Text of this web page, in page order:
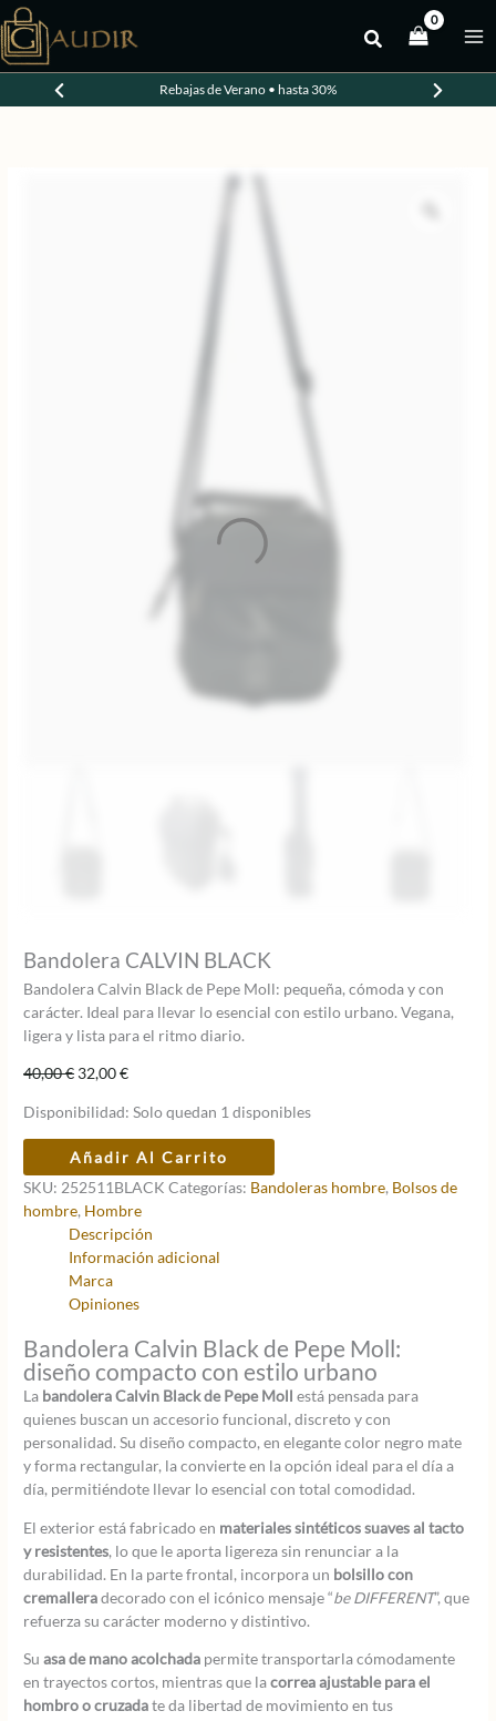
al
contenido
Rebajas de Verano • hasta 30%
-20%
Bandolera CALVIN BLACK
Bandolera Calvin Black de Pepe Moll: pequeña, cómoda y con
carácter. Ideal para llevar lo esencial con estilo urbano. Vegana,
ligera y lista para el ritmo diario.
40,00€ El
original
era:
40,00 €.
32,00€El
actual
es:
32,00 €.
Disponibilidad: Solo quedan 1 disponibles
Bandolera
CALVIN
BLACK
cantidad
Añadir Al Carrito
SKU: 252511BLACK Categorías: Bandoleras hombre, Bolsos de
hombre, Hombre
Descripción
Información adicional
Marca
Opiniones
Bandolera Calvin Black de Pepe Moll:
diseño compacto con estilo urbano
La bandolera Calvin Black de Pepe Moll está pensada para
quienes buscan un accesorio funcional, discreto y con
personalidad. Su diseño compacto, en elegante color negro mate
y forma rectangular, la convierte en la opción ideal para el día a
día, permitiéndote llevar lo esencial con total comodidad.
El exterior está fabricado en materiales sintéticos suaves al tacto
y resistentes, lo que le aporta ligereza sin renunciar a la
durabilidad. En la parte frontal, incorpora un bolsillo con
cremalleradecorado con el icónico mensaje “be DIFFERENT”, que
refuerza su carácter moderno y distintivo.
Suasa de mano acolchada permite transportarla cómodamente
en trayectos cortos, mientras que lacorrea ajustable para el
hombro o cruzadate da libertad de movimiento en tus